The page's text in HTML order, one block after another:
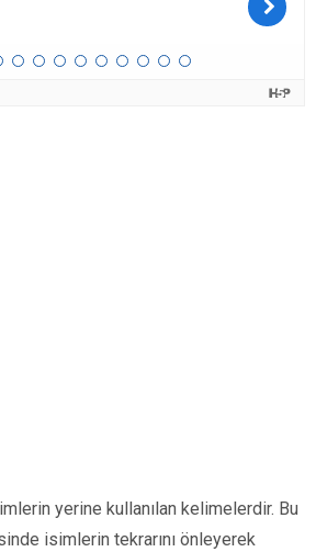
yerine kullanılan kelimelerdir. Bu
isimlerin tekrarını önleyerek